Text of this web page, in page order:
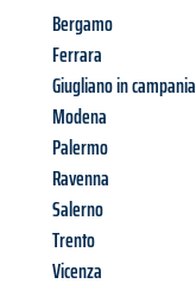
Bergamo
Ferrara
Giugliano in campania
Modena
Palermo
Ravenna
Salerno
Trento
Vicenza